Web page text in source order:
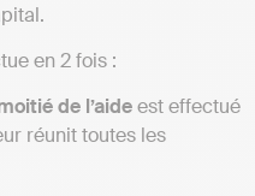
en 2 fois :
de l’aideest effectué
réunit toutes les